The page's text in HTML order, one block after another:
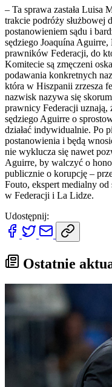
– Ta sprawa zastała Luisa
trakcie podróży służbowej
postanowieniem sądu i
sędziego Joaquína Aguirre,
prawników Federacji, do
Komitecie są zmęczeni
podawania konkretnych
która w Hiszpanii zrzesza
nazwisk nazywa się
prawnicy Federacji uznają,
sędziego Aguirre o
działać indywidualnie. Po
postanowienia i będą
nie wyklucza się nawet
Aguirre, by walczyć o
publicznie o korupcję –
Fouto, ekspert medialny
w Federacji i La Lidze.
Udostępnij:
Ostatnie